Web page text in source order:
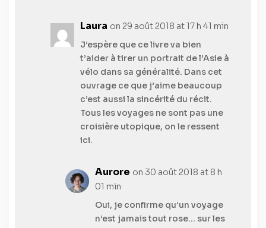
Laura on 29 août 2018 at 17 h 41 min
J’espère que ce livre va bien
t’aider à tirer un portrait de l’Asie à
vélo dans sa généralité. Dans cet
ouvrage ce que j’aime beaucoup
c’est aussi la sincérité du récit.
Tous les voyages ne sont pas une
croisière utopique, on le ressent
ici.
Aurore on 30 août 2018 at 8 h
01 min
Oui, je confirme qu’un voyage
n’est jamais tout rose… sur les